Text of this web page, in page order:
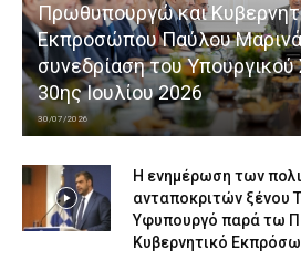
Πρωθυπουργώ και
Εκπροσώπου Παύλου
συνεδρίαση του Υπουργικού
30ης Ιουλίου 2026
30/07/2026
Η ενημέρωση των
ανταποκριτών ξένου
Υφυπουργό παρά τω
Κυβερνητικό